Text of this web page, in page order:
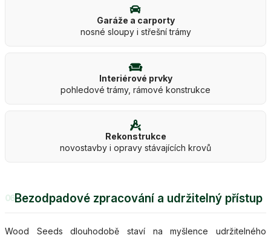
Garáže a carporty
nosné sloupy i střešní trámy
Interiérové prvky
pohledové trámy, rámové konstrukce
Rekonstrukce
novostavby i opravy stávajících krovů
06Bezodpadové zpracování a udržitelný přístup
Wood Seeds dlouhodobě staví na myšlence udržitelného